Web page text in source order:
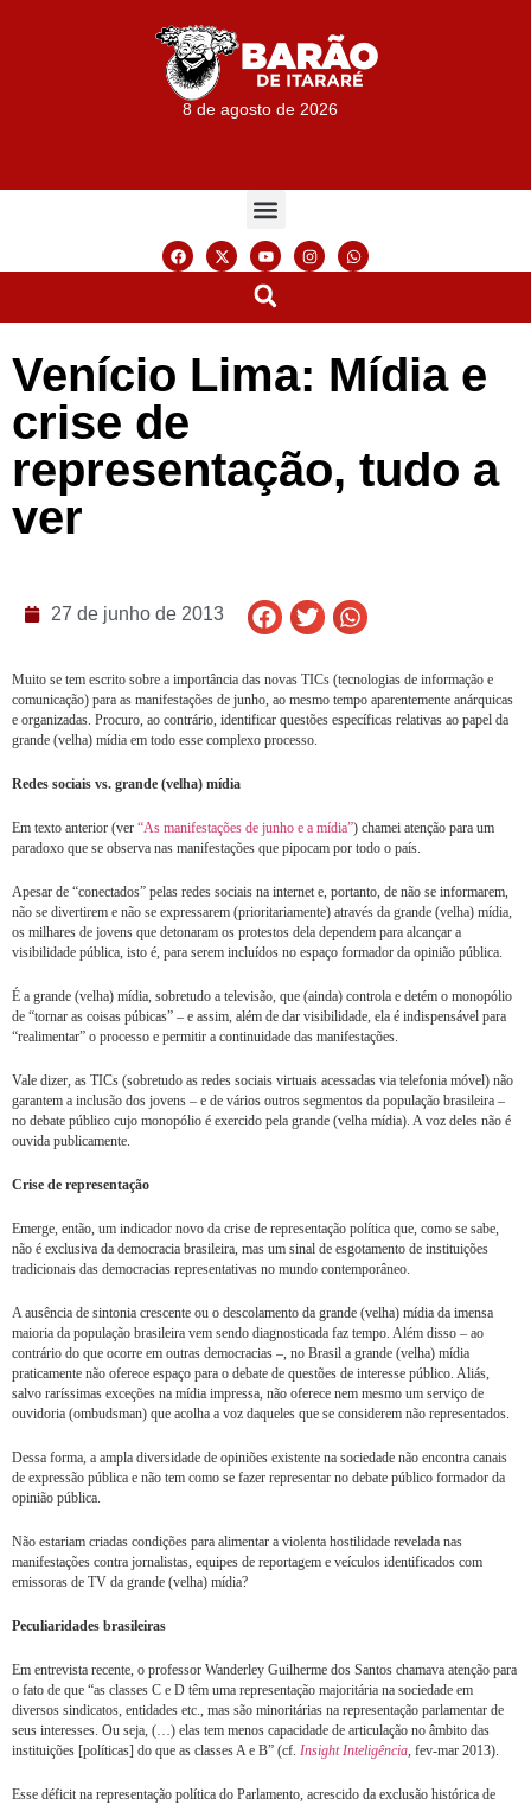
8 de agosto de 2026
Venício Lima: Mídia e
crise de
representação, tudo a
ver
27 de junho de 2013
Muito se tem escrito sobre a importância das novas TICs (tecnologias de informação e
comunicação) para as manifestações de junho, ao mesmo tempo aparentemente anárquicas
e organizadas. Procuro, ao contrário, identificar questões específicas relativas ao papel da
grande (velha) mídia em todo esse complexo processo.
Redes sociais vs. grande (velha) mídia
Em texto anterior (ver “As manifestações de junho e a mídia”) chamei atenção para um
paradoxo que se observa nas manifestações que pipocam por todo o país.
Apesar de “conectados” pelas redes sociais na internet e, portanto, de não se informarem,
não se divertirem e não se expressarem (prioritariamente) através da grande (velha) mídia,
os milhares de jovens que detonaram os protestos dela dependem para alcançar a
visibilidade pública, isto é, para serem incluídos no espaço formador da opinião pública.
É a grande (velha) mídia, sobretudo a televisão, que (ainda) controla e detém o monopólio
de “tornar as coisas púbicas” – e assim, além de dar visibilidade, ela é indispensável para
“realimentar” o processo e permitir a continuidade das manifestações.
Vale dizer, as TICs (sobretudo as redes sociais virtuais acessadas via telefonia móvel) não
garantem a inclusão dos jovens – e de vários outros segmentos da população brasileira –
no debate público cujo monopólio é exercido pela grande (velha mídia). A voz deles não é
ouvida publicamente.
Crise de representação
Emerge, então, um indicador novo da crise de representação política que, como se sabe,
não é exclusiva da democracia brasileira, mas um sinal de esgotamento de instituições
tradicionais das democracias representativas no mundo contemporâneo.
A ausência de sintonia crescente ou o descolamento da grande (velha) mídia da imensa
maioria da população brasileira vem sendo diagnosticada faz tempo. Além disso – ao
contrário do que ocorre em outras democracias –, no Brasil a grande (velha) mídia
praticamente não oferece espaço para o debate de questões de interesse público. Aliás,
salvo raríssimas exceções na mídia impressa, não oferece nem mesmo um serviço de
ouvidoria (ombudsman) que acolha a voz daqueles que se considerem não representados.
Dessa forma, a ampla diversidade de opiniões existente na sociedade não encontra canais
de expressão pública e não tem como se fazer representar no debate público formador da
opinião pública.
Não estariam criadas condições para alimentar a violenta hostilidade revelada nas
manifestações contra jornalistas, equipes de reportagem e veículos identificados com
emissoras de TV da grande (velha) mídia?
Peculiaridades brasileiras
Em entrevista recente, o professor Wanderley Guilherme dos Santos chamava atenção para
o fato de que “as classes C e D têm uma representação majoritária na sociedade em
diversos sindicatos, entidades etc., mas são minoritárias na representação parlamentar de
seus interesses. Ou seja, (…) elas tem menos capacidade de articulação no âmbito das
instituições [políticas] do que as classes A e B” (cf. Insight Inteligência, fev-mar 2013).
Esse déficit na representação política do Parlamento, acrescido da exclusão histórica de